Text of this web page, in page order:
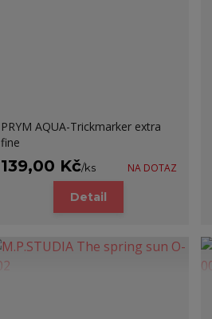
PRYM AQUA-Trickmarker extra
fine
139,00 Kč/ks NA DOTAZ
Detail